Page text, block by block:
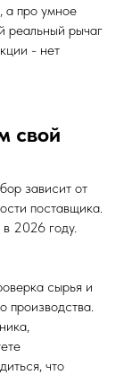
а про умное
реальный рычаг
- нет
свой
зависит от
поставщика.
2026 году.
сырья и
производства.
что